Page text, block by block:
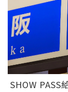
SHOW PASS